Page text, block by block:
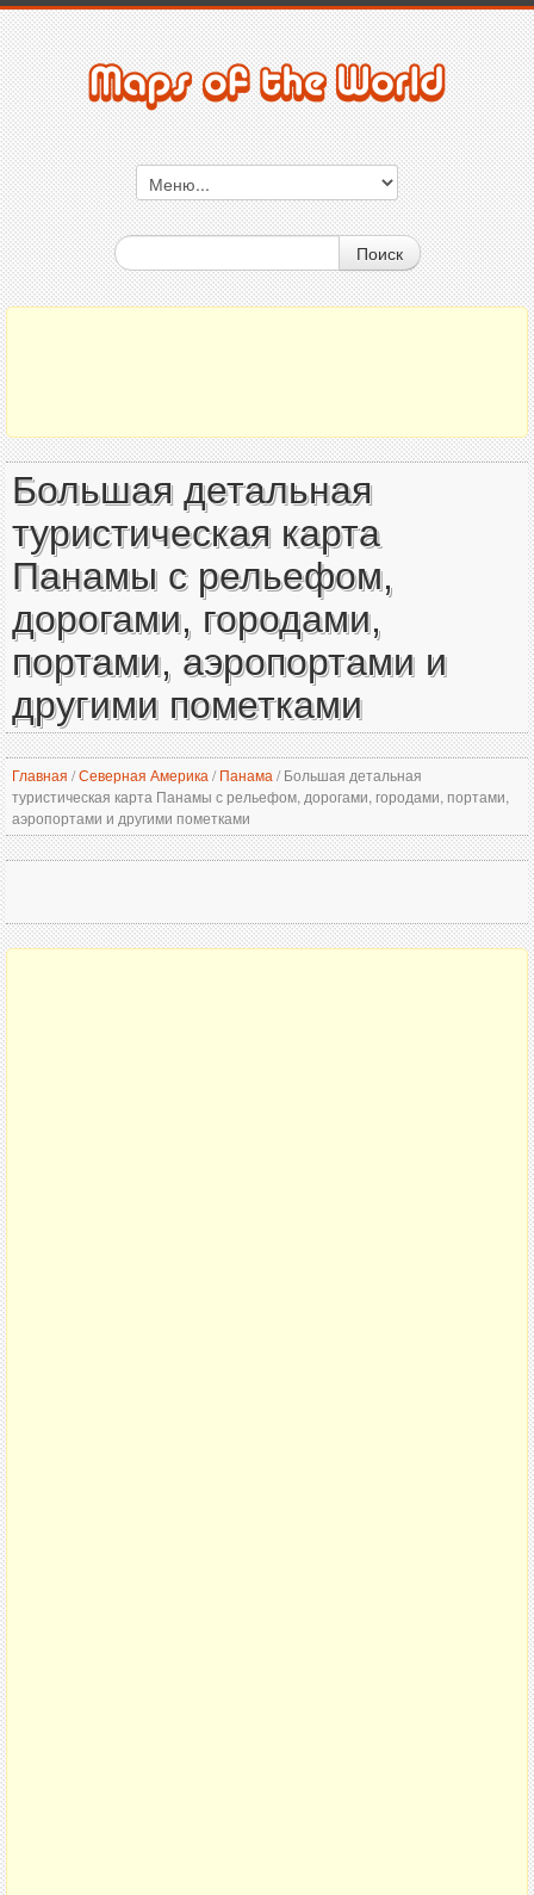
Поиск
Большая детальная
туристическая карта
Панамы с рельефом,
дорогами, городами,
портами, аэропортами и
другими пометками
Главная /Северная Америка / Панама /Большая детальная
туристическая карта Панамы с рельефом, дорогами, городами, портами,
аэропортами и другими пометками